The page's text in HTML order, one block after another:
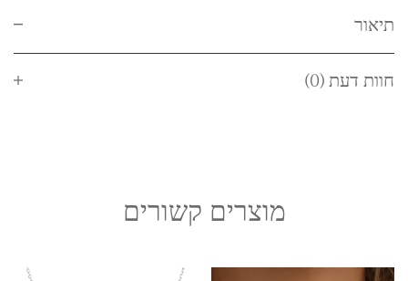
תיאור
חוות דעת (0)
מוצרים קשורים